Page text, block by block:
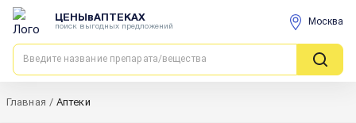
ЦЕНЫвАПТЕКАХ
поиск выгодных предложений Москва
Главная / Аптеки